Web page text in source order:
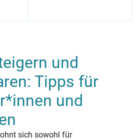
und
Tipps für
und
sich sowohl für